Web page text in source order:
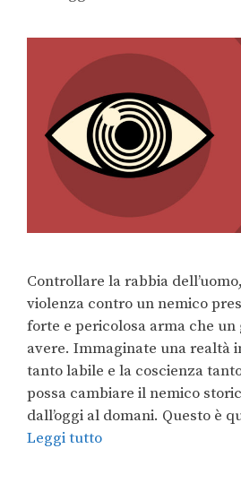
Controllare la rabbia
violenza contro un nemico
forte e pericolosa arma che un
avere. Immaginate una realtà
tanto labile e la coscienza
possa cambiare il nemico
dall’oggi al domani. Questo è
Leggi tutto